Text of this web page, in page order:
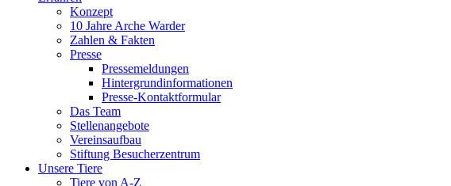
Konzept
10 Jahre Arche Warder
Zahlen & Fakten
Presse
Pressemeldungen
Hintergrundinformationen
Presse-Kontaktformular
Das Team
Stellenangebote
Vereinsaufbau
Stiftung Besucherzentrum
Unsere Tiere
Tiere von A-Z